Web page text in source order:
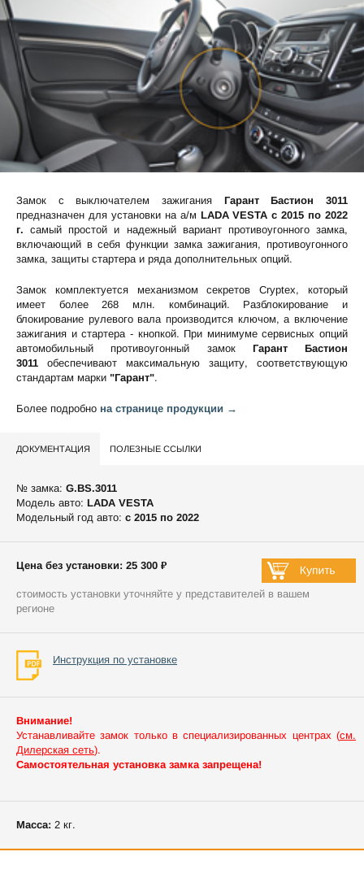
Замок с выключателем зажигания Гарант Бастион 3011
предназначен для установки на а/м LADA VESTA c 2015 по 2022
г. самый простой и надежный вариант противоугонного замка,
включающий в себя функции замка зажигания, противоугонного
замка, защиты стартера и ряда дополнительных опций.
Замок комплектуется механизмом секретов Cryptex, который
имеет более 268 млн. комбинаций. Разблокирование и
блокирование рулевого вала производится ключом, а включение
зажигания и стартера - кнопкой. При минимуме сервисных опций
автомобильный противоугонный замок Гарант Бастион
3011 обеспечивают максимальную защиту, соответствующую
стандартам марки "Гарант".
Более подробно на странице продукции →
ДОКУМЕНТАЦИЯ ПОЛЕЗНЫЕ ССЫЛКИ
№ замка: G.BS.3011
Модель авто: LADA VESTA
Модельный год авто: c 2015 по 2022
Цена без установки: 25 300 ₽
стоимость установки уточняйте у представителей в вашем
регионе
Инструкция по установке
Внимание!
Устанавливайте замок только в специализированных центрах (см.
Дилерская сеть).
Самостоятельная установка замка запрещена!
Масса: 2 кг.